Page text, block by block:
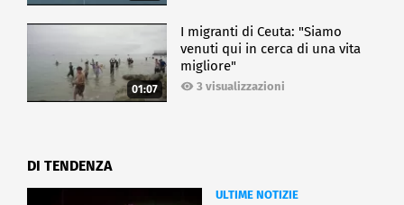
01:07
I migranti di Ceuta: "Siamo
venuti qui in cerca di una vita
migliore"
3 visualizzazioni
DI TENDENZA
ULTIME NOTIZIE